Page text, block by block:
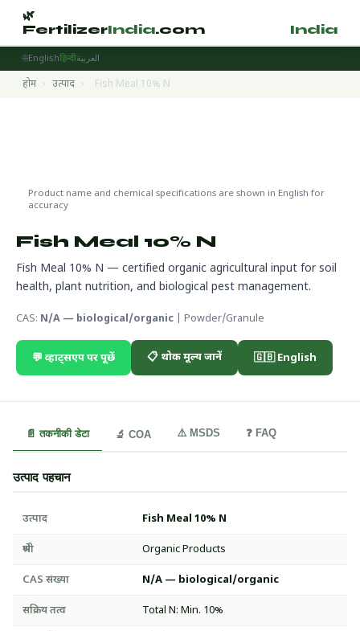
🌿
FertilizerIndia.com India
🌐Englishहिन्दीالعربية
होम › उत्पाद › Fish Meal 10% N
Product name and chemical specifications are shown in English for
accuracy
Fish Meal 10% N
Fish Meal 10% N — certified organic agricultural input for soil
health, plant nutrition, and biological pest management.
CAS: N/A — biological/organic | Powder/Granule
💬 व्हाट्सएप पर पूछें 📋 थोक मूल्य जानें 🇬🇧 English
📄 तकनीकी डेटा 🔬 COA ⚠️ MSDS ❓ FAQ
उत्पाद पहचान
उत्पाद Fish Meal 10% N
श्रेणी Organic Products
CAS संख्या N/A — biological/organic
सक्रिय तत्व Total N: Min. 10%